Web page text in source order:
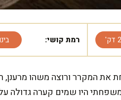
רמת קושי:
את המקרר ורוצה משהו מרענן,
היו שמים קערה גדולה